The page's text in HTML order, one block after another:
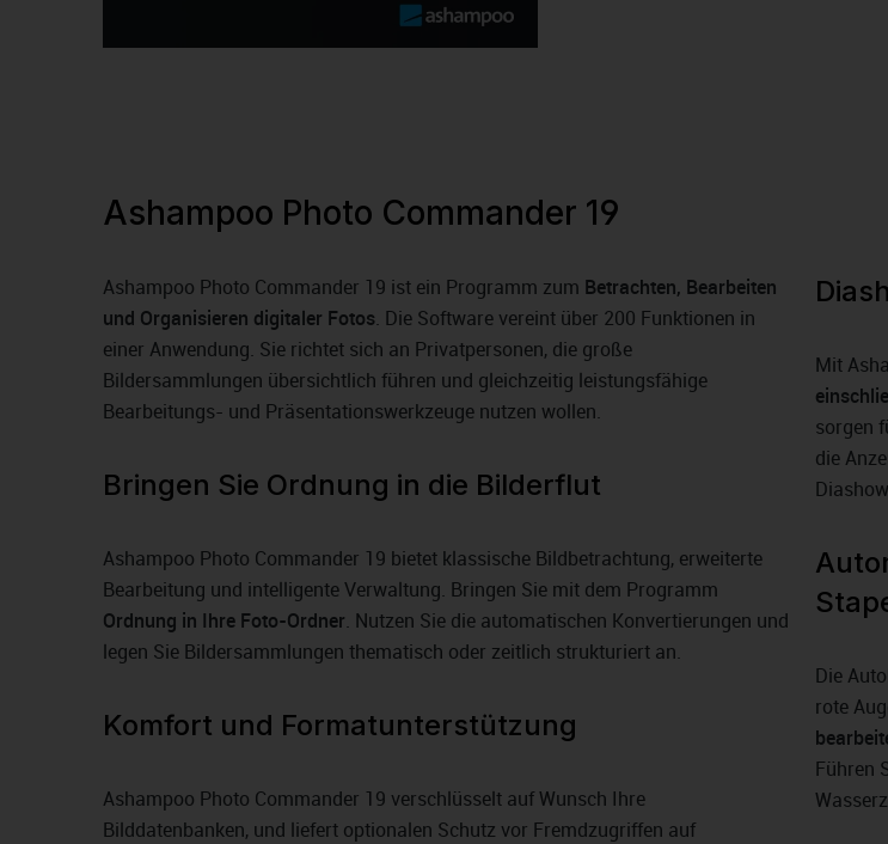
Ashampoo Photo Commander 19
Ashampoo Photo Commander 19 ist ein Programm zum Betrachten, Bearbeiten
und Organisieren digitaler Fotos. Die Software vereint über 200 Funktionen in
einer Anwendung. Sie richtet sich an Privatpersonen, die große
Bildersammlungen übersichtlich führen und gleichzeitig leistungsfähige
Bearbeitungs- und Präsentationswerkzeuge nutzen wollen.
Bringen Sie Ordnung in die Bilderflut
Ashampoo Photo Commander 19 bietet klassische Bildbetrachtung, erweiterte
Bearbeitung und intelligente Verwaltung. Bringen Sie mit dem Programm
Ordnung in Ihre Foto-Ordner. Nutzen Sie die automatischen Konvertierungen und
legen Sie Bildersammlungen thematisch oder zeitlich strukturiert an.
Komfort und Formatunterstützung
Ashampoo Photo Commander 19 verschlüsselt auf Wunsch Ihre
Bilddatenbanken, und liefert optionalen Schutz vor Fremdzugriffen auf
Mit
sorgen
die
Die
rote
Führen